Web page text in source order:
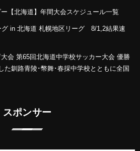
【北海道】年間大会スケジュール一覧
グ in 北海道 札幌地区リーグ 8/1,2結果速
会 第65回北海道中学校サッカー大会 優勝
た釧路青陵･幣舞･春採中学校とともに全国
スポンサー